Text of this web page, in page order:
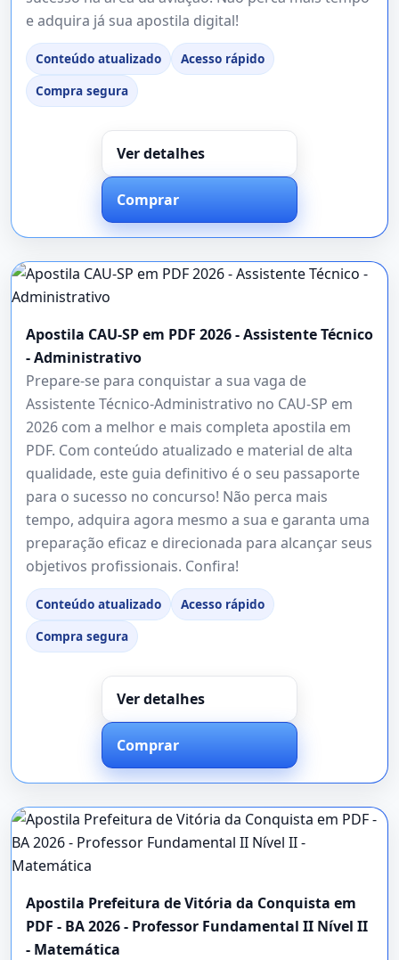
e adquira já sua apostila digital!
Conteúdo atualizado
Acesso rápido
Compra segura
Ver detalhes
Comprar
Apostila CAU-SP em PDF 2026 - Assistente Técnico
- Administrativo
Prepare-se para conquistar a sua vaga de
Assistente Técnico-Administrativo no CAU-SP em
2026 com a melhor e mais completa apostila em
PDF. Com conteúdo atualizado e material de alta
qualidade, este guia definitivo é o seu passaporte
para o sucesso no concurso! Não perca mais
tempo, adquira agora mesmo a sua e garanta uma
preparação eficaz e direcionada para alcançar seus
objetivos profissionais. Confira!
Conteúdo atualizado
Acesso rápido
Compra segura
Ver detalhes
Comprar
Apostila Prefeitura de Vitória da Conquista em
PDF - BA 2026 - Professor Fundamental II Nível II
- Matemática